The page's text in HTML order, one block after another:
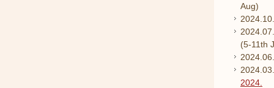
Aug)
(5-11th
2024.